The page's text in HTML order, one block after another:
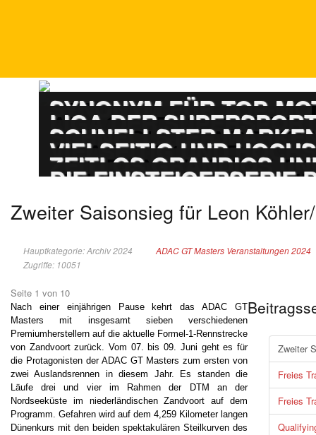
DTM
SYNONYM FÜR TOP-
ADAC GT MASTERS
LIGA DER
PORSCHE
SCHNELLSTER
ADAC GT4
VIELSEITIG UND
TOURENWAGEN
ZEITLOS GRANDIOS
TOURENWAGEN
DIE EINSTEIGERSERIE
Zweiter Saisonsieg für Leon
Hauptkategorie: Archiv 2024
ADAC GT Masters Veranstaltungen 2024
Zugriffe: 10051
Zweiter
Freies
Freies
Seite 1 von 10
Nach einer einjährigen Pause kehrt das ADAC GT
Masters mit insgesamt sieben verschiedenen
Premiumherstellern auf die aktuelle Formel-1-Rennstrecke
von Zandvoort zurück. Vom 07. bis 09. Juni geht es für
die Protagonisten der ADAC GT Masters zum ersten von
zwei Auslandsrennen in diesem Jahr. Es standen die
Läufe drei und vier im Rahmen der DTM an der
Nordseeküste im niederländischen Zandvoort auf dem
Programm. Gefahren wird auf dem 4,259 Kilometer langen
Dünenkurs mit den beiden spektakulären Steilkurven des